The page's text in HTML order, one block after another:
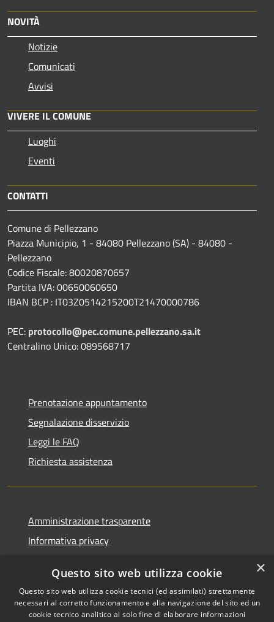
NOVITÀ
Notizie
Comunicati
Avvisi
VIVERE IL COMUNE
Luoghi
Eventi
CONTATTI
Comune di Pellezzano
Piazza Municipio, 1 - 84080 Pellezzano (SA) - 84080 -
Pellezzano
Codice Fiscale: 80020870657
Partita IVA: 00650060650
IBAN BCP : IT03Z0514215200T21470000786
PEC: protocollo@pec.comune.pellezzano.sa.it
Centralino Unico: 089568717
Prenotazione appuntamento
Segnalazione disservizio
Leggi le FAQ
Richiesta assistenza
Amministrazione trasparente
Informativa privacy
Dichiarazione di accessibilità
×
Questo sito web utilizza cookie
Questo sito web utilizza cookie tecnici (ed assimilati) strettamente
necessari al corretto funzionamento e alla navigazione del sito ed un
cookie tecnico analitico al solo fine di elaborare informazioni